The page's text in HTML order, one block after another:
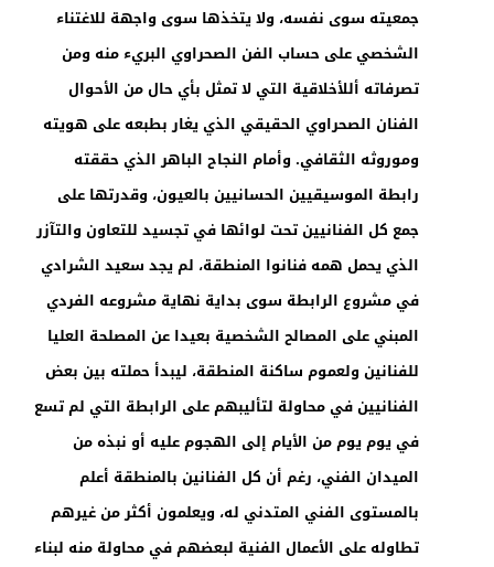
جمعيته سوى نفسه، ولا يتخذها سوى واجهة للاغتناء
الشخصي على حساب الفن الصحراوي البريء منه ومن
تصرفاته أللأخلاقية التي لا تمثل بأي حال من الأحوال
الفنان الصحراوي الحقيقي الذي يغار بطبعه على هويته
وموروثه الثقافي. وأمام النجاح الباهر الذي حققته
رابطة الموسيقيين الحسانيين بالعيون، وقدرتها على
جمع كل الفنانيين تحت لوائها في تجسيد للتعاون والتآزر
الذي يحمل همه فنانوا المنطقة، لم يجد سعيد الشرادي
في مشروع الرابطة سوى بداية نهاية مشروعه الفردي
المبني على المصالح الشخصية بعيدا عن المصلحة العليا
للفنانين ولعموم ساكنة المنطقة، ليبدأ حملته بين بعض
الفنانيين في محاولة لتأليبهم على الرابطة التي لم تسع
في يوم يوم من الأيام إلى الهجوم عليه أو نبذه من
الميدان الفني، رغم أن كل الفنانين بالمنطقة أعلم
بالمستوى الفني المتدني له، ويعلمون أكثر من غيرهم
تطاوله على الأعمال الفنية لبعضهم في محاولة منه لبناء